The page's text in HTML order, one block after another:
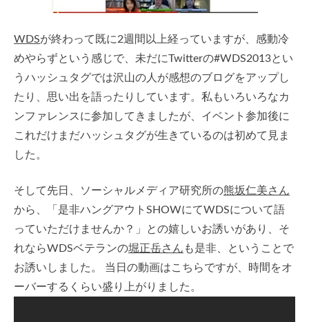
WDSが終わって既に2週間以上経っていますが、感動冷
めやらずという感じで、未だにTwitterの#WDS2013とい
うハッシュタグでは沢山の人が感想のブログをアップし
たり、思い出を語ったりしています。私もいろいろなカ
ンファレンスに参加してきましたが、イベント参加後に
これだけまだハッシュタグが生きているのは初めて見ま
した。
そして先日、ソーシャルメディア研究所の熊坂仁美さん
から、「是非ハングアウトSHOWにてWDSについて語
っていただけませんか？」との嬉しいお誘いがあり、そ
れならWDSベテランの堀正岳さん も是非、ということで
お誘いしました。 当日の動画はこちらですが、時間をオ
ーバーするくらい盛り上がりました。